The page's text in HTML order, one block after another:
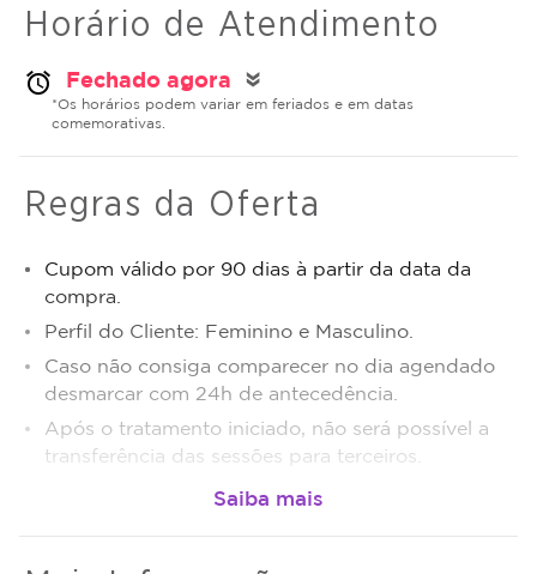
Horário de Atendimento
alarm Fechado agora double_arrow
*Os horários podem variar em feriados e em datas
comemorativas.
Regras da Oferta
Cupom válido por 90 dias à partir da data da
compra.
Perfil do Cliente: Feminino e Masculino.
Caso não consiga comparecer no dia agendado
desmarcar com 24h de antecedência.
Após o tratamento iniciado, não será possível a
transferência das sessões para terceiros.
Sujeito a disponibilidade de dias e horários.